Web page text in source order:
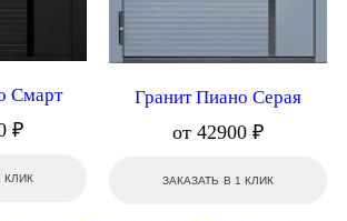
Смарт
₽
КЛИК
Гранит Пиано Серая
от 42900 ₽
ЗАКАЗАТЬ В 1 КЛИК